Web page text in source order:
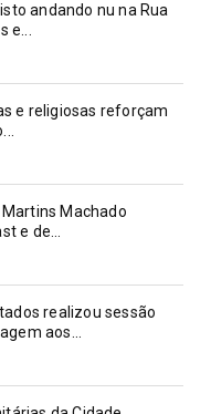
andando nu na Rua
e...
e religiosas reforçam
Machado
e de...
realizou sessão
aos...